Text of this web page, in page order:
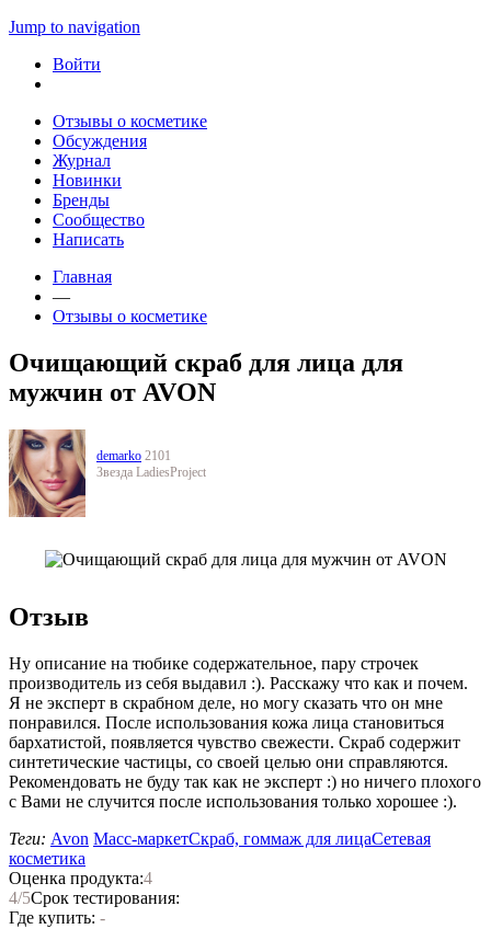
Jump to navigation
Войти
Отзывы о косметике
Обсуждения
Журнал
Новинки
Бренды
Сообщество
Написать
Главная
—
Отзывы о косметике
Очищающий скраб для лица для
мужчин от AVON
demarko 2101
Звезда LadiesProject
Отзыв
Ну описание на тюбике содержательное, пару строчек
производитель из себя выдавил :). Расскажу что как и почем.
Я не эксперт в скрабном деле, но могу сказать что он мне
понравился. После использования кожа лица становиться
бархатистой, появляется чувство свежести. Скраб содержит
синтетические частицы, со своей целью они справляются.
Рекомендовать не буду так как не эксперт :) но ничего плохого
с Вами не случится после использования только хорошее :).
Теги: Avon Масс-маркетСкраб, гоммаж для лицаСетевая
косметика
Оценка продукта:4
4/5Срок тестирования:
Где купить: -